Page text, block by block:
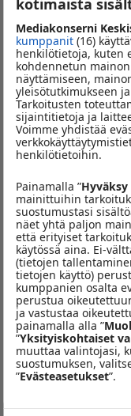
tuntee kumman?
Osallistu kisaan
Palkintoina kisassa
kaupunginteatterin
Kilpailun sinulle tarjoaa:
Mediakonserni
kumppanit (16)
henkilötietoja, kuten
kohdennetun
näyttämiseen,
yleisötutkimukseen
Tarkoitusten
sijaintitietoja ja
Voimme yhdistää
henkilötietoihin.
Painamalla ”
mainittuihin
suostumustasi
näet yhtä paljon
että erityiset
käytössä aina. Ei-
(tietojen
tietojen käyttö)
kumppanien osalta
perustua
ja vastustaa
painamalla alla ”
”Yksityiskohtaiset
muuttaa valintojasi,
suostumuksen,
”Evästeasetukset”.